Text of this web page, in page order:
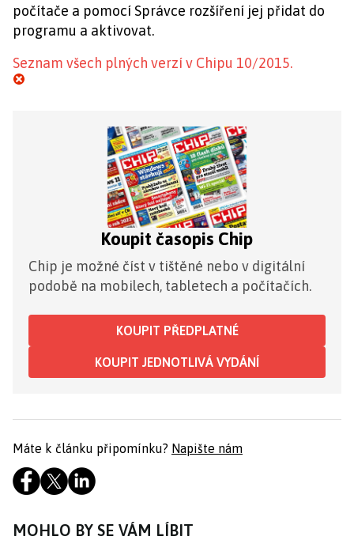
počítače a pomocí Správce rozšíření jej přidat do
programu a aktivovat.
Seznam všech plných verzí v Chipu 10/2015.
Koupit časopis Chip
Chip je možné číst v tištěné nebo v digitální
podobě na mobilech, tabletech a počítačích.
KOUPIT PŘEDPLATNÉ
KOUPIT JEDNOTLIVÁ VYDÁNÍ
Máte k článku připomínku? Napište nám
MOHLO BY SE VÁM LÍBIT